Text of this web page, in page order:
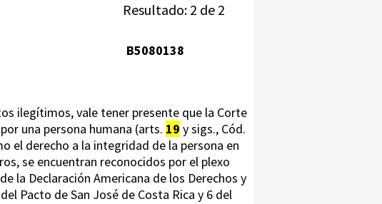
Resultado: 2 de 2
B5080138
ilegítimos, vale tener presente que la Corte
una persona humana (arts. 19 y sigs., Cód.
el derecho a la integridad de la persona en
se encuentran reconocidos por el plexo
la Declaración Americana de los Derechos y
Pacto de San José de Costa Rica y 6 del